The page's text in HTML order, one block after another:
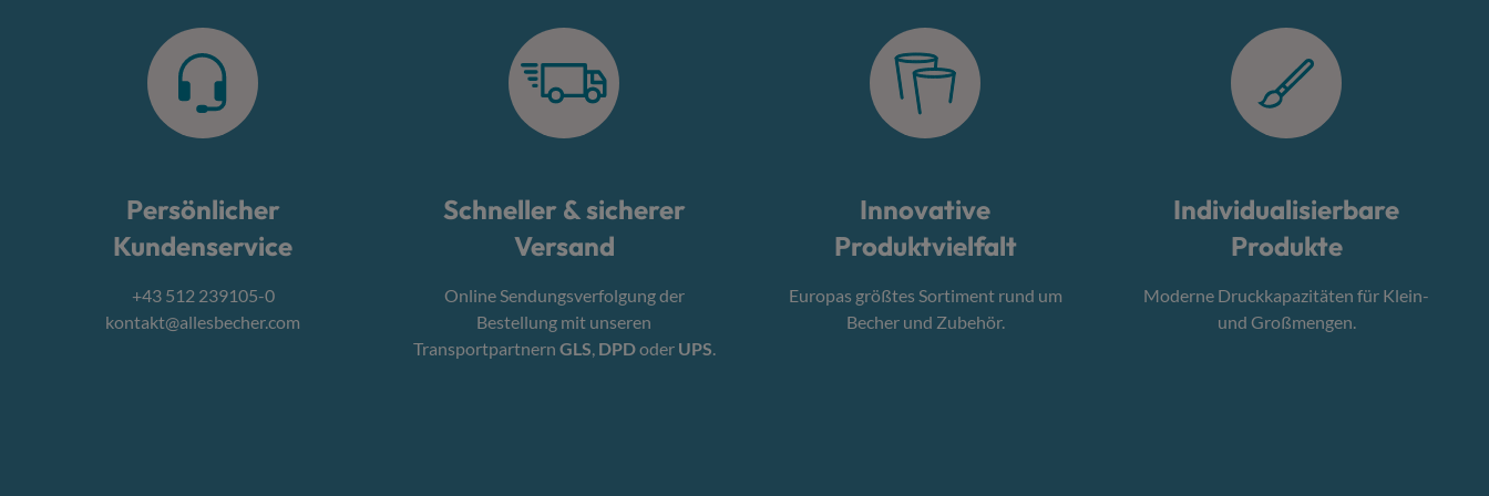
Persönlicher
Kundenservice
+43 512 239105-0
kontakt@allesbecher.com
Schneller & sicherer
Versand
Online Sendungsverfolgung der
Bestellung mit unseren
Transportpartnern GLS, DPDoder UPS.
Innovative
Produktvielfalt
Europas größtes Sortiment rund um
Becher und Zubehör.
Individualisierbare
Produkte
Moderne Druckkapazitäten für Klein-
und Großmengen.